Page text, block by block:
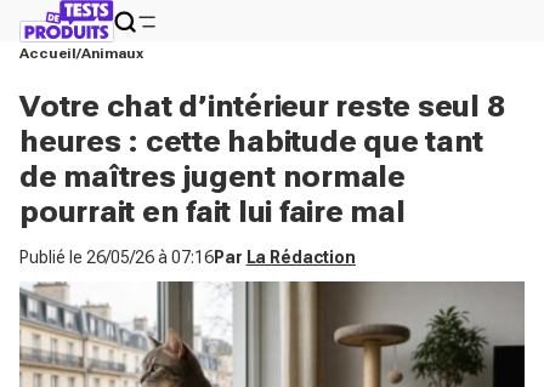
Accueil Animaux
Votre chat d’intérieur reste seul 8
heures : cette habitude que tant
de maîtres jugent normale
pourrait en fait lui faire mal
Publié le 26/05/26 à 07:16Par La Rédaction